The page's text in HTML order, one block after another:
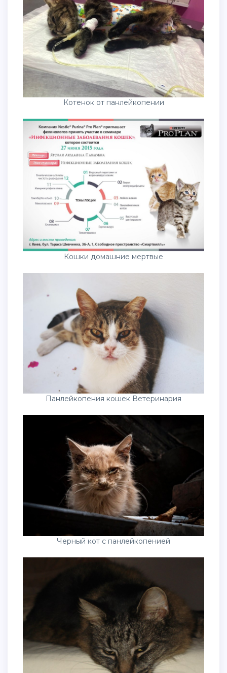
Котенок от панлейкопении
Кошки домашние мертвые
Панлейкопения кошек Ветеринария
Черный кот с панлейкопенией